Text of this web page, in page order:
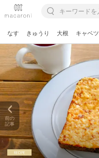
なす きゅうり 大根 キャベツ
前の
記事